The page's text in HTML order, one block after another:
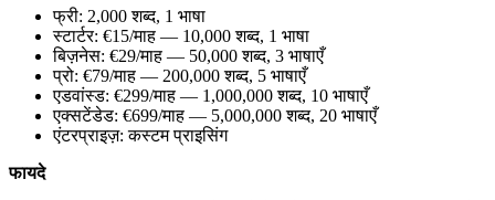
फ्री: 2,000 शब्द, 1 भाषा
स्टार्टर: €15/माह — 10,000 शब्द, 1 भाषा
बिज़नेस: €29/माह — 50,000 शब्द, 3 भाषाएँ
प्रो: €79/माह — 200,000 शब्द, 5 भाषाएँ
एडवांस्ड: €299/माह — 1,000,000 शब्द, 10 भाषाएँ
एक्सटेंडेड: €699/माह — 5,000,000 शब्द, 20 भाषाएँ
एंटरप्राइज़: कस्टम प्राइसिंग
फायदे